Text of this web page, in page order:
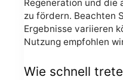
Regeneration und die
zu fördern. Beachten
Ergebnisse variieren
Nutzung empfohlen
Wie schnell